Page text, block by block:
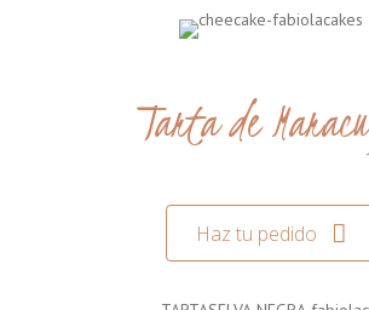
Tarta de
Haz tu pedido